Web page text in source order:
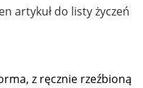
artykuł do listy życzeń
z ręcznie rzeźbioną